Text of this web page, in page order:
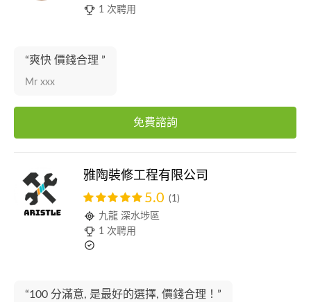
1 次聘用
“爽快 價錢合理 ”
Mr xxx
免費諮詢
雅陶裝修工程有限公司
5.0 (1)
九龍 深水埗區
1 次聘用
“100 分滿意, 是最好的選擇, 價錢合理！”